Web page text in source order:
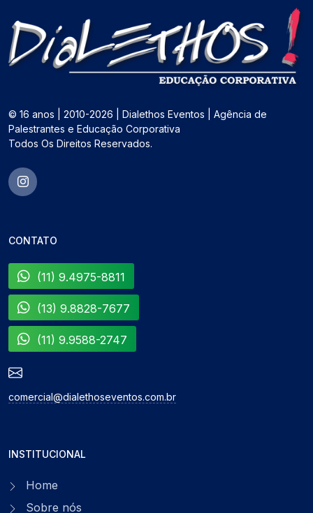
© 16 anos | 2010-2026 | Dialethos Eventos | Agência de
Palestrantes e Educação Corporativa
Todos Os Direitos Reservados.
CONTATO
(11) 9.4975-8811
(13) 9.8828-7677
(11) 9.9588-2747
comercial@dialethoseventos.com.br
INSTITUCIONAL
Home
Sobre nós